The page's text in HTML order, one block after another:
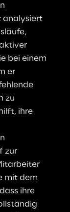
analysiert
bei einem
er
zu
ihre
zur
mit dem
ihre